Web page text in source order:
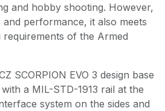
and hobby shooting. However,
performance, it also meets
requirements of the Armed
SCORPION EVO 3 design base
a MIL-STD-1913 rail at the
system on the sides and